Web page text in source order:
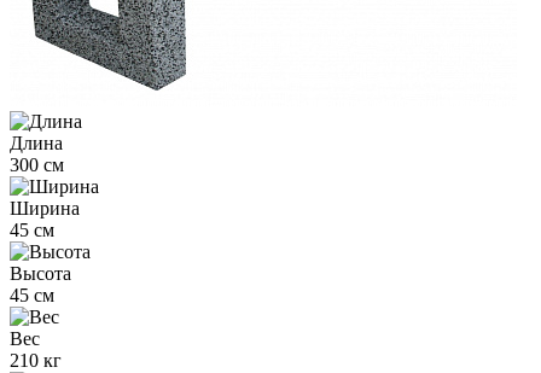
Длина
300 см
Ширина
45 см
Высота
45 см
Вес
210 кг